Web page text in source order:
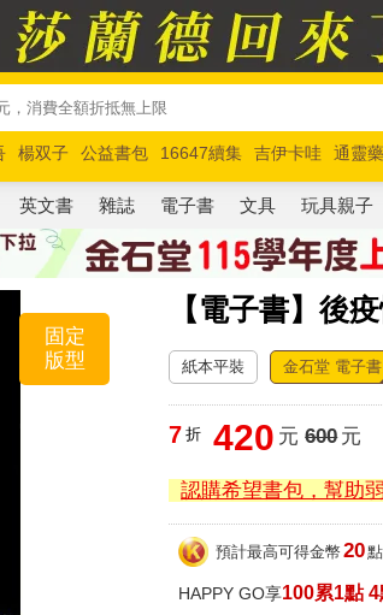
楊双子 公益書包 16647續集 吉伊卡哇
通靈
攤新作 馬斯克 玩具總動員5 超慢跑
英文書 雜誌 電子書 文具 玩具親子
【電子書】後
固定
版型
紙本平裝 金石堂 電子書
7 折 420 元 600元
認購希望書包，幫助
預計最高可得金幣 20點
HAPPY GO享100累1點